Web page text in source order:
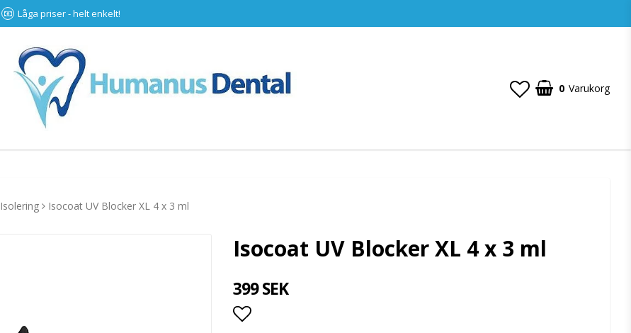
Låga priser - helt enkelt!
0 Varukorg
Isolering Isocoat UV Blocker XL 4 x 3 ml
Isocoat UV Blocker XL 4 x 3 ml
399 SEK